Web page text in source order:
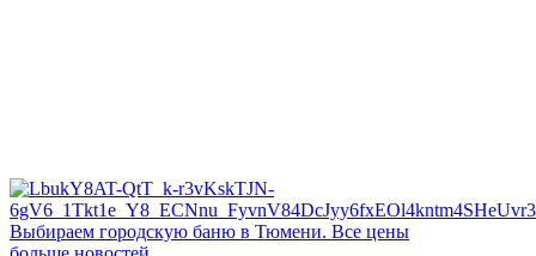
Выбираем городскую баню в Тюмени. Все цены